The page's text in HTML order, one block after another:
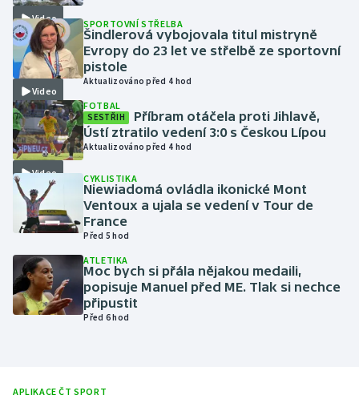
Judo
Krasobruslení
Lezení
Lyže a snowboard
Moderní pětiboj
Motorsport
Olympijské hry
Parasport
Plavání
Ragby
Video
Video
SPORTOVNÍ STŘELBA
Šindlerová vybojovala titul mistryně
Evropy do 23 let ve střelbě ze sportovní
pistole
Aktualizováno před 4 hod
Video
FOTBAL
SESTŘIH
Příbram otáčela proti Jihlavě,
Ústí ztratilo vedení 3:0 s Českou Lípou
Aktualizováno před 4 hod
CYKLISTIKA
Niewiadomá ovládla ikonické Mont
Ventoux a ujala se vedení v Tour de
France
Před 5 hod
ATLETIKA
Moc bych si přála nějakou medaili,
popisuje Manuel před ME. Tlak si nechce
připustit
Před 6 hod
APLIKACE ČT SPORT